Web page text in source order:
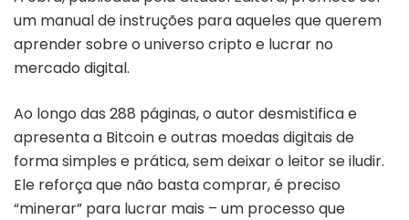
um manual de instruções para aqueles que querem
aprender sobre o universo cripto e lucrar no
mercado digital.
Ao longo das 288 páginas, o autor desmistifica e
apresenta a Bitcoin e outras moedas digitais de
forma simples e prática, sem deixar o leitor se iludir.
Ele reforça que não basta comprar, é preciso
“minerar” para lucrar mais – um processo que